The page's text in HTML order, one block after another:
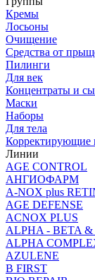
Кремы
Лосьоны
Очищение
Средства от
Пилинги
Для век
Концентраты и
Маски
Наборы
Для тела
Корректирующие
Линии
AGE CONTROL
АНГИОФАРМ
A-NOX plus
AGE DEFENSE
ACNOX PLUS
ALPHA - BETA
ALPHA
AZULENE
B FIRST